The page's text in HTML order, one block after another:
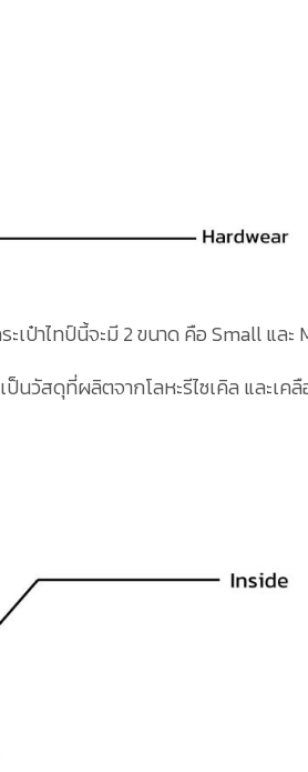
เป๋าไทป์นี้จะมี 2 ขนาด คือ Small และ
ป็นวัสดุที่ผลิตจากโลหะรีไซเคิล และเค